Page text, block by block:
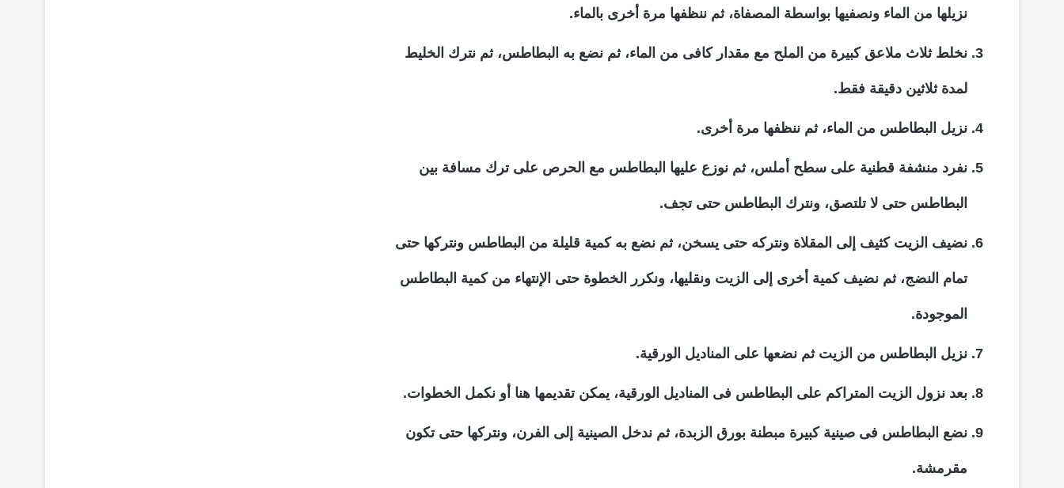
نزيلها من الماء ونصفيها بواسطة المصفاة، ثم ننظفها مرة أخرى بالماء.
نخلط ثلاث ملاعق كبيرة من الملح مع مقدار كافى من الماء، ثم نضع به البطاطس، ثم نترك الخليط
لمدة ثلاثين دقيقة فقط.
نزيل البطاطس من الماء، ثم ننظفها مرة أخرى.
نفرد منشفة قطنية على سطح أملس، ثم نوزع عليها البطاطس مع الحرص على ترك مسافة بين
البطاطس حتى لا تلتصق، ونترك البطاطس حتى تجف.
نضيف الزيت كثيف إلى المقلاة ونتركه حتى يسخن، ثم نضع به كمية قليلة من البطاطس ونتركها حتى
تمام النضج، ثم نضيف كمية أخرى إلى الزيت ونقليها، ونكرر الخطوة حتى الإنتهاء من كمية البطاطس
الموجودة.
نزيل البطاطس من الزيت ثم نضعها على المناديل الورقية.
بعد نزول الزيت المتراكم على البطاطس فى المناديل الورقية، يمكن تقديمها هنا أو نكمل الخطوات.
نضع البطاطس فى صينية كبيرة مبطنة بورق الزبدة، ثم ندخل الصينية إلى الفرن، ونتركها حتى تكون
مقرمشة.